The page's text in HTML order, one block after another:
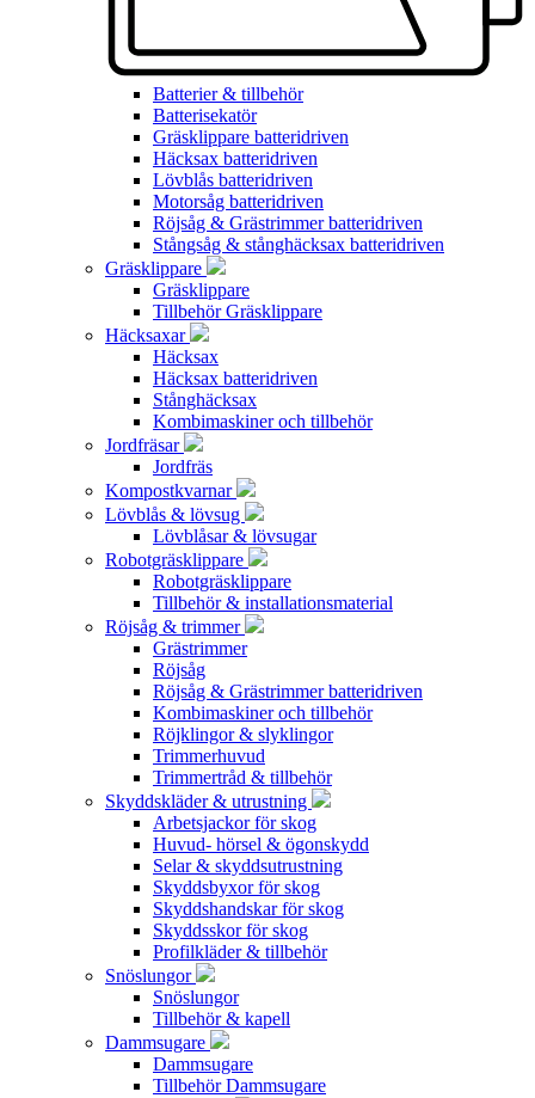
Batterier & tillbehör
Batterisekatör
Gräsklippare batteridriven
Häcksax batteridriven
Lövblås batteridriven
Motorsåg batteridriven
Röjsåg & Grästrimmer batteridriven
Stångsåg & stånghäcksax batteridriven
Gräsklippare
Gräsklippare
Tillbehör Gräsklippare
Häcksaxar
Häcksax
Häcksax batteridriven
Stånghäcksax
Kombimaskiner och tillbehör
Jordfräsar
Jordfräs
Kompostkvarnar
Lövblås & lövsug
Lövblåsar & lövsugar
Robotgräsklippare
Robotgräsklippare
Tillbehör & installationsmaterial
Röjsåg & trimmer
Grästrimmer
Röjsåg
Röjsåg & Grästrimmer batteridriven
Kombimaskiner och tillbehör
Röjklingor & slyklingor
Trimmerhuvud
Trimmertråd & tillbehör
Skyddskläder & utrustning
Arbetsjackor för skog
Huvud- hörsel & ögonskydd
Selar & skyddsutrustning
Skyddsbyxor för skog
Skyddshandskar för skog
Skyddsskor för skog
Profilkläder & tillbehör
Snöslungor
Snöslungor
Tillbehör & kapell
Dammsugare
Dammsugare
Tillbehör Dammsugare